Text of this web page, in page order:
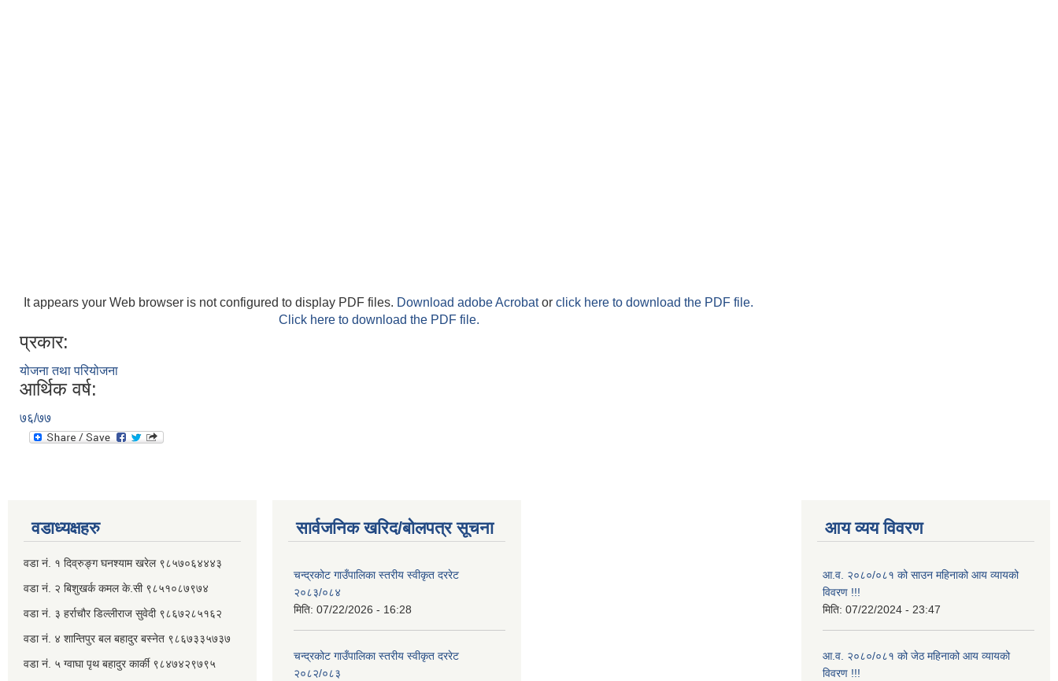
It appears your Web browser is not configured to display PDF files. Download adobe Acrobator click here to download the PDF file.
Click here to download the PDF file.
प्रकार:
योजना तथा परियोजना
आर्थिक वर्ष:
७६/७७
वडाध्यक्षहरु
वडा नं. १ दिव्रुङ्ग घनश्याम खरेल ९८५७०६४४४३
वडा नं. २ ‌‍बिशुखर्क कमल के.सी ९८५१०८७९७४
वडा नं. ३ हर्राचौर डिल्लीराज सुवेदी ९८६७२८५१६२
वडा नं. ४ शान्तिपुर बल बहादुर बस्नेत​ ९८६७३३५७३७
वडा नं. ५ ग्वाघा पृथ बहादुर कार्की ९८४७४२९७९५
सार्वजनिक खरिद/बोलपत्र सूचना
चन्द्रकोट गाउँपालिका स्तरीय स्वीकृत दररेट
२०८३/०८४
मिति: 07/22/2026 - 16:28
चन्द्रकोट गाउँपालिका स्तरीय स्वीकृत दररेट
२०८२/०८३
आय व्यय विवरण
आ.व. २०८०/०८१ को साउन महिनाको आय व्यायको
विवरण !!!
मिति: 07/22/2024 - 23:47
आ.व. २०८०/०८१ को जेठ महिनाको आय व्यायको
विवरण !!!